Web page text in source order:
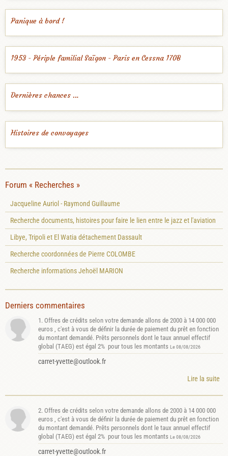
Panique à bord !
1953 - Périple familial Saïgon - Paris en Cessna 170B
Dernières chances …
Histoires de convoyages
Forum « Recherches »
Jacqueline Auriol - Raymond Guillaume
Recherche documents, histoires pour faire le lien entre le jazz et l'aviation
Libye, Tripoli et El Watia détachement Dassault
Recherche coordonnées de Pierre COLOMBE
Recherche informations Jehoël MARION
Derniers commentaires
1. Offres de crédits selon votre demande allons de 2000 à 14 000 000
euros , c'est à vous de définir la durée de paiement du prêt en fonction
du montant demandé. Prêts personnels dont le taux annuel effectif
global (TAEG) est égal 2% pour tous les montants Le 08/08/2026
carret-yvette@outlook.fr
Lire la suite
2. Offres de crédits selon votre demande allons de 2000 à 14 000 000
euros , c'est à vous de définir la durée de paiement du prêt en fonction
du montant demandé. Prêts personnels dont le taux annuel effectif
global (TAEG) est égal 2% pour tous les montants Le 08/08/2026
carret-yvette@outlook.fr